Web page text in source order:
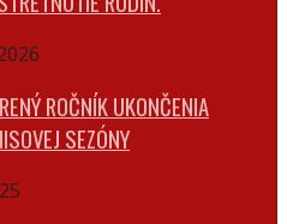
ROČNÍK UKONČENIA
SEZÓNY